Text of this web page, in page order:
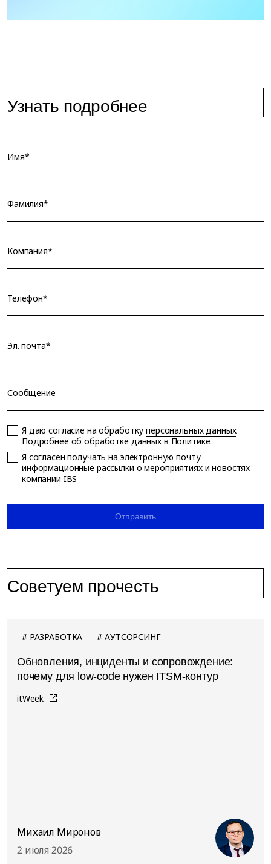
Узнать подробнее
Имя*
Фамилия*
Компания*
Телефон*
Эл. почта*
Сообщение
Я даю согласие на обработкуперсональных данных.
Подробнее об обработке данных в Политике.
Я согласен получать на электронную почту
информационные рассылки о мероприятиях и новостях
компании IBS
Отправить
Советуем прочесть
РАЗРАБОТКА АУТСОРСИНГ
Обновления, инциденты и сопровождение:
почему для low-code нужен ITSM-контур
itWeek
Михаил Миронов
2 июля 2026